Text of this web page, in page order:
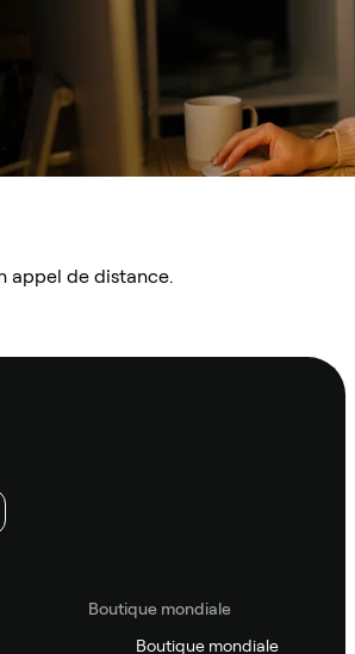
appel de distance.
Boutique mondiale
Boutique mondiale